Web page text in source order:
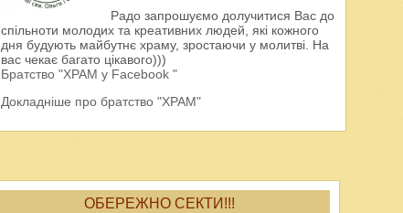
Радо запрошуємо долучитися Вас до
спільноти молодих та креативних людей, які кожного
дня будують майбутнє храму, зростаючи у молитві. На
вас чекає багато цікавого)))
Братство "ХРАМ у Facebook "
Докладніше про братство "ХРАМ"
ОБЕРЕЖНО СЕКТИ!!!